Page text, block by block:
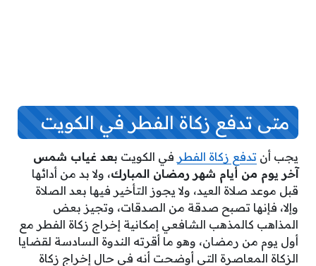
متى تدفع زكاة الفطر في الكويت
يجب أن تدفع زكاة الفطر في الكويت بعد غياب شمس
آخر يوم من أيام شهر رمضان المبارك، ولا بد من أدائها
قبل موعد صلاة العيد، ولا يجوز التأخير فيها بعد الصلاة
وإلا، فإنها تصبح صدقة من الصدقات، وتجيز بعض
المذاهب كالمذهب الشافعي إمكانية إخراج زكاة الفطر مع
أول يوم من رمضان، وهو ما أقرته الندوة السادسة لقضايا
الزكاة المعاصرة التي أوضحت أنه في حال إخراج زكاة